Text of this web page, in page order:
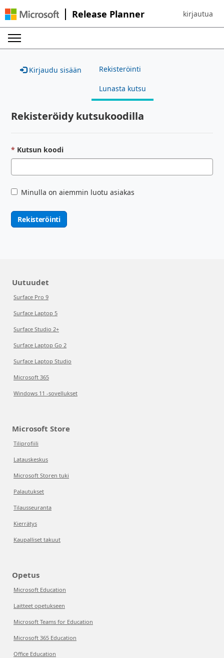
Release Planner Sign in to
kirjautua
Kirjaudu sisään Rekisteröinti
Lunasta kutsu
Rekisteröidy kutsukoodilla
Kutsun koodi
Minulla on aiemmin luotu asiakas
Rekisteröinti
Uutuudet
Surface Pro 9
Surface Laptop 5
Surface Studio 2+
Surface Laptop Go 2
Surface Laptop Studio
Microsoft 365
Windows 11 -sovellukset
Microsoft Store
Tiliprofiili
Latauskeskus
Microsoft Storen tuki
Palautukset
Tilausseuranta
Kierrätys
Kaupalliset takuut
Opetus
Microsoft Education
Laitteet opetukseen
Microsoft Teams for Education
Microsoft 365 Education
Office Education